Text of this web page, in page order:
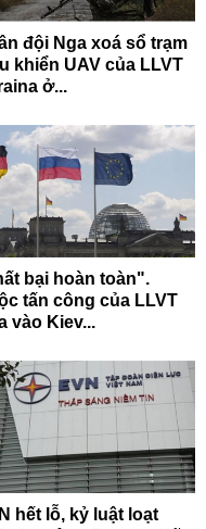
đội Nga xoá sổ trạm
khiển UAV của LLVT
ở...
bại hoàn toàn".
tấn công của LLVT
vào Kiev...
hết lỗ, kỷ luật loạt